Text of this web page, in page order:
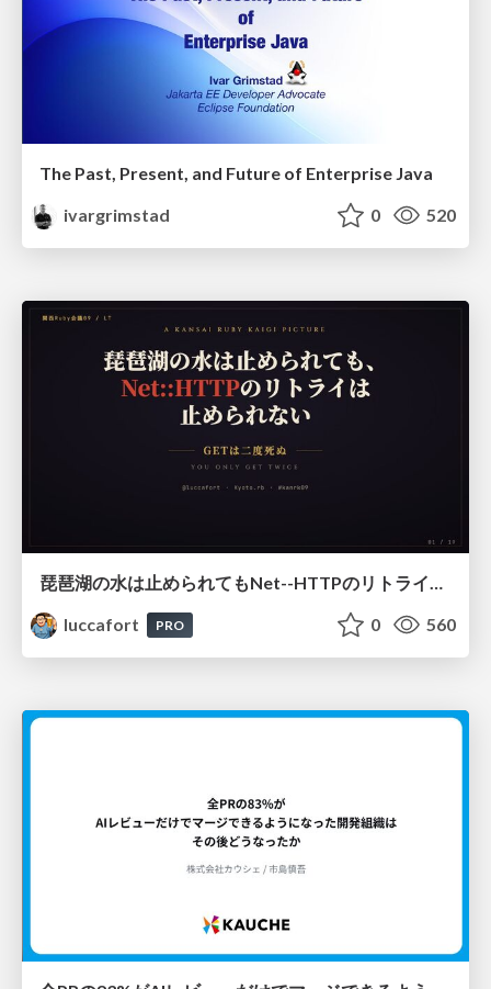
The Past, Present, and Future of Enterprise Java
ivargrimstad
0 520
luccafort
PRO 0 560